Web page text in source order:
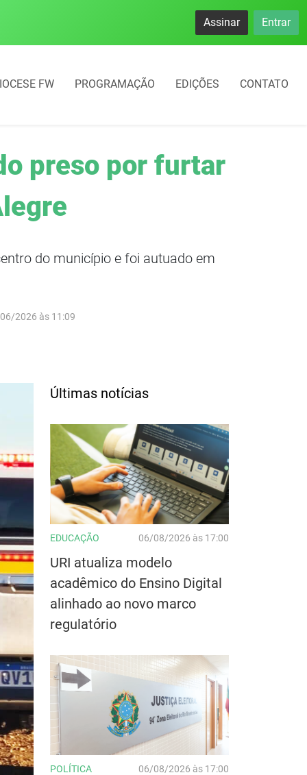
Assinar Entrar
FW PROGRAMAÇÃO EDIÇÕES CONTATO
preso por furtar
do município e foi autuado em
2026 às 11:09
Últimas notícias
EDUCAÇÃO 06/08/2026 às 17:00
URI atualiza modelo
acadêmico do Ensino Digital
alinhado ao novo marco
regulatório
POLÍTICA 06/08/2026 às 17:00